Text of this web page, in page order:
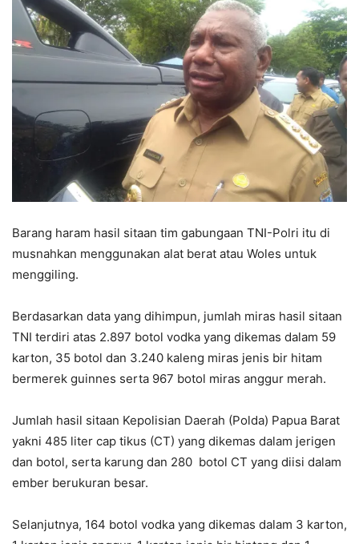
Barang haram hasil sitaan tim gabungaan TNI-Polri itu di
musnahkan menggunakan alat berat atau Woles untuk
menggiling.
Berdasarkan data yang dihimpun, jumlah miras hasil sitaan
TNI terdiri atas 2.897 botol vodka yang dikemas dalam 59
karton, 35 botol dan 3.240 kaleng miras jenis bir hitam
bermerek guinnes serta 967 botol miras anggur merah.
Jumlah hasil sitaan Kepolisian Daerah (Polda) Papua Barat
yakni 485 liter cap tikus (CT) yang dikemas dalam jerigen
dan botol, serta karung dan 280 botol CT yang diisi dalam
ember berukuran besar.
Selanjutnya, 164 botol vodka yang dikemas dalam 3 karton,